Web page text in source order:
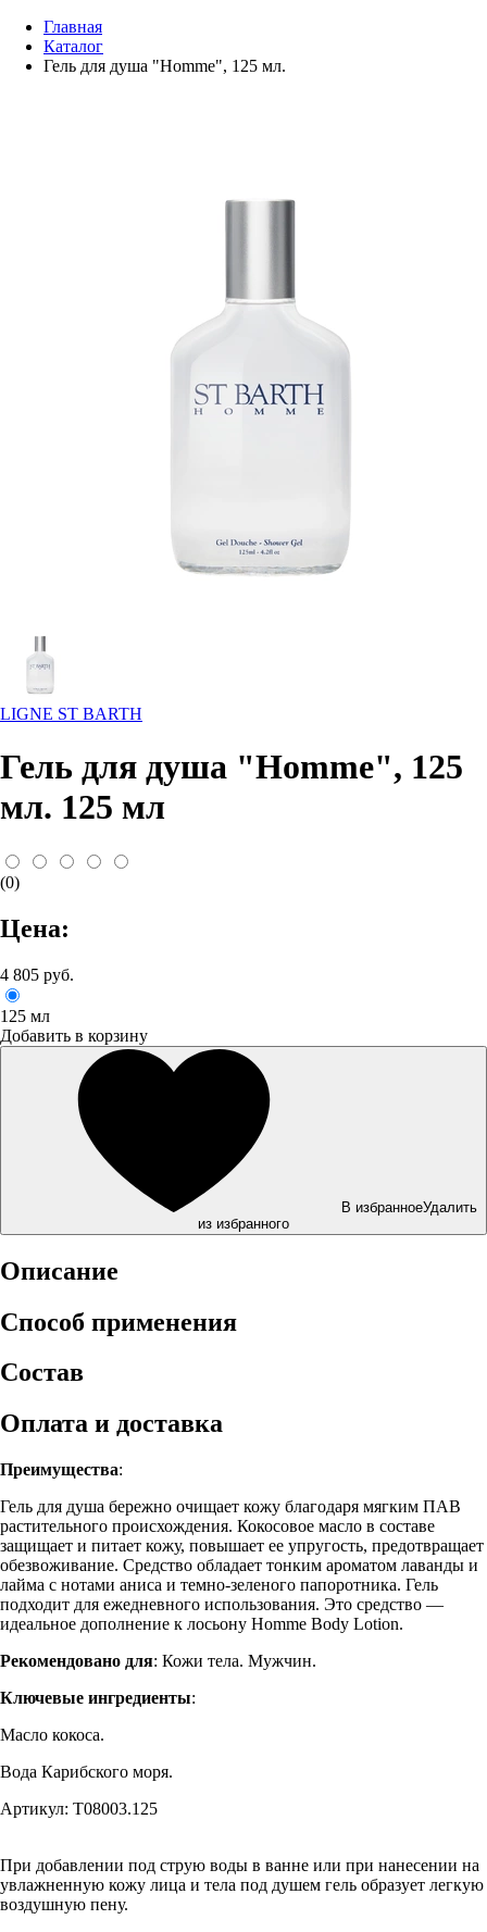
Главная
Каталог
Гель для душа "Ноmmе", 125 мл.
LIGNE ST BARTH
Гель для душа "Ноmmе", 125
мл. 125 мл
(0)
Цена:
4 805 руб.
125 мл
Добавить в корзину
В избранноеУдалить
из избранного
Описание
Способ применения
Состав
Оплата и доставка
Преимущества:
Гель для душа бережно очищает кожу благодаря мягким ПАВ
растительного происхождения. Кокосовое масло в составе
защищает и питает кожу, повышает ее упругость, предотвращает
обезвоживание. Средство обладает тонким ароматом лаванды и
лайма с нотами аниса и темно-зеленого папоротника. Гель
подходит для ежедневного использования. Это средство —
идеальное дополнение к лосьону Homme Body Lotion.
Рекомендовано для: Кожи тела. Мужчин.
Ключевые ингредиенты:
Масло кокоса.
Вода Карибского моря.
Артикул: T08003.125
При добавлении под струю воды в ванне или при нанесении на
увлажненную кожу лица и тела под душем гель образует легкую
воздушную пену.